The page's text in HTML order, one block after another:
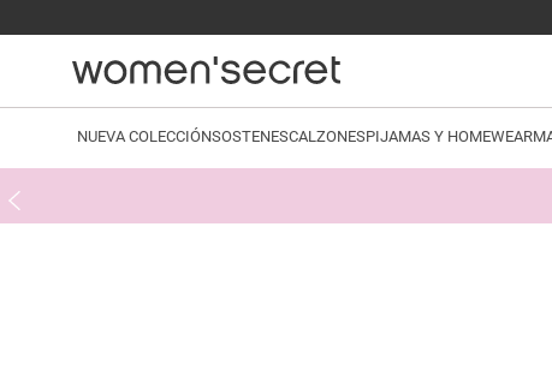
NUEVA COLECCIÓNSOSTENESCALZONESPIJAMAS Y HOMEWEAR